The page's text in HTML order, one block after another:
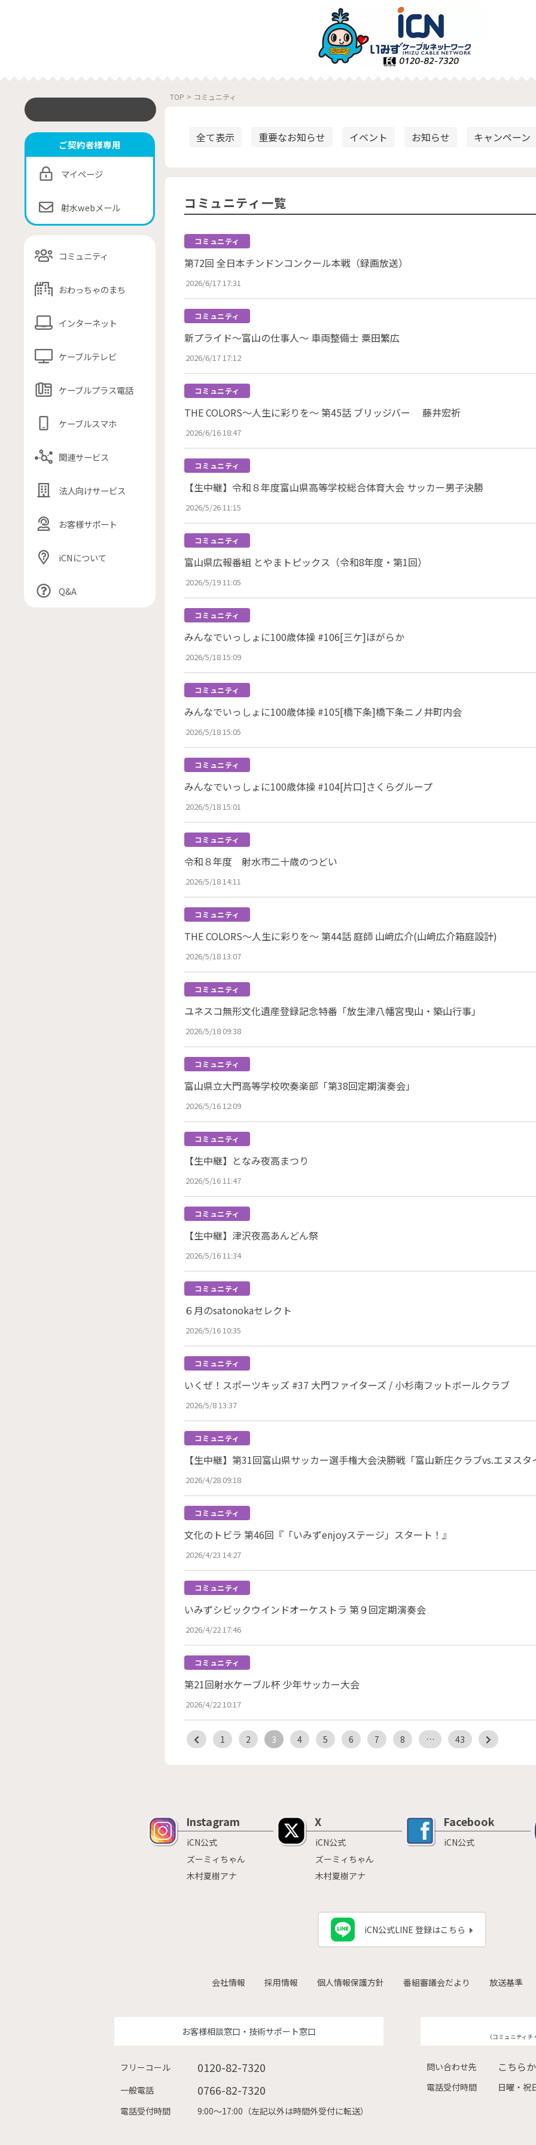
ご契約者様専用
マイページ
射水webメール
コミュニティ
おわっちゃのまち
インターネット
ケーブルテレビ
ケーブルプラス電話
ケーブルスマホ
関連サービス
法人向けサービス
お客様サポート
iCNについて
Q&A
TOP > コミュニティ
全て表示 重要なお知らせ イベント お知らせ キャンペーン
コミュニティ一覧
コミュニティ
第72回 全日本チンドンコンクール本戦（録画放送）
2026/6/17 17:31
コミュニティ
新プライド～富山の仕事人～ 車両整備士 粟田繁広
2026/6/17 17:12
コミュニティ
THE COLORS～人生に彩りを～ 第45話 ブリッジバー 藤井宏祈
2026/6/16 18:47
コミュニティ
【生中継】令和８年度富山県高等学校総合体育大会 サッカー男子決勝
2026/5/26 11:15
コミュニティ
富山県広報番組 とやまトピックス（令和8年度・第1回）
2026/5/19 11:05
コミュニティ
みんなでいっしょに100歳体操 #106[三ケ]ほがらか
2026/5/18 15:09
コミュニティ
みんなでいっしょに100歳体操 #105[橋下条]橋下条ニノ井町内会
2026/5/18 15:05
コミュニティ
みんなでいっしょに100歳体操 #104[片口]さくらグループ
2026/5/18 15:01
コミュニティ
令和８年度 射水市二十歳のつどい
2026/5/18 14:11
コミュニティ
THE COLORS～人生に彩りを～ 第44話 庭師 山﨑広介(山﨑広介箱庭設計)
2026/5/18 13:07
コミュニティ
ユネスコ無形文化遺産登録記念特番「放生津八幡宮曳山・築山行事」
2026/5/18 09:38
コミュニティ
富山県立大門高等学校吹奏楽部「第38回定期演奏会」
2026/5/16 12:09
コミュニティ
【生中継】となみ夜高まつり
2026/5/16 11:47
コミュニティ
【生中継】津沢夜高あんどん祭
2026/5/16 11:34
コミュニティ
６月のsatonokaセレクト
2026/5/16 10:35
コミュニティ
いくぜ！スポーツキッズ #37 大門ファイターズ / 小杉南フットボールクラブ
2026/5/8 13:37
コミュニティ
【生中継】第31回富山県サッカー選手権大会決勝戦「富山新庄クラブvs.エヌスタ
2026/4/28 09:18
コミュニティ
文化のトビラ 第46回『「いみずenjoyステージ」スタート！』
2026/4/23 14:27
コミュニティ
いみずシビックウインドオーケストラ 第９回定期演奏会
2026/4/22 17:46
コミュニティ
第21回射水ケーブル杯 少年サッカー大会
2026/4/22 10:17
1 2 3 4 5 6 7 8 … 43
Instagram
iCN公式
ズーミィちゃん
木村夏樹アナ
X
iCN公式
ズーミィちゃん
木村夏樹アナ
Facebook
iCN公式
iCN公式LINE 登録はこちら
会社情報 採用情報 個人情報保護方針 番組審議会だより 放送基準
お客様相談窓口・技術サポート窓口
フリーコール 0120-82-7320
一般電話 0766-82-7320
電話受付時間 9:00〜17:00（左記以外は時間外受付に転送）
（コミュニティ
問い合わせ先 こちら
電話受付時間 日曜・祝